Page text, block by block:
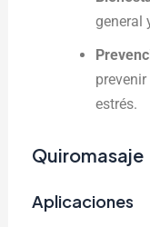
general
estrés.
Quiromasaje
Aplicaciones